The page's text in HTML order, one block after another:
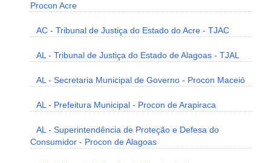
Procon Acre
AC - Tribunal de Justiça do Estado do Acre - TJAC
AL - Tribunal de Justiça do Estado de Alagoas - TJAL
AL - Secretaria Municipal de Governo - Procon Maceió
AL - Prefeitura Municipal - Procon de Arapiraca
AL - Superintendência de Proteção e Defesa do
Consumidor - Procon de Alagoas